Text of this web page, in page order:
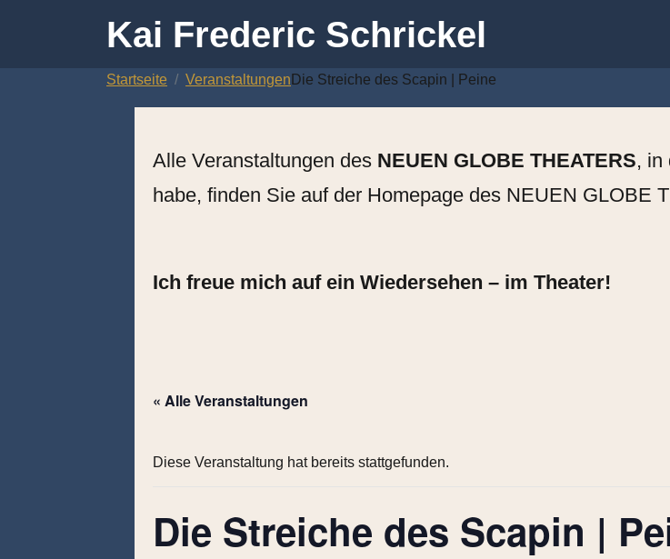
Kai Frederic Schrickel
Startseite Veranstaltungen Die Streiche des Scapin | Peine
Alle Veranstaltungen des NEUEN GLOBE THEATERS, in
habe, finden Sie auf der Homepage des NEUEN GLOBE
Ich freue mich auf ein Wiedersehen – im Theater!
« Alle Veranstaltungen
Diese Veranstaltung hat bereits stattgefunden.
Die Streiche des Scapin |